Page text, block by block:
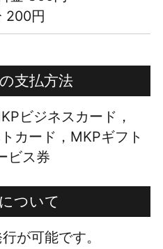
200円
支払方法
ビジネスカード，
カード，MKPギフト
ビス券
ついて
が可能です。